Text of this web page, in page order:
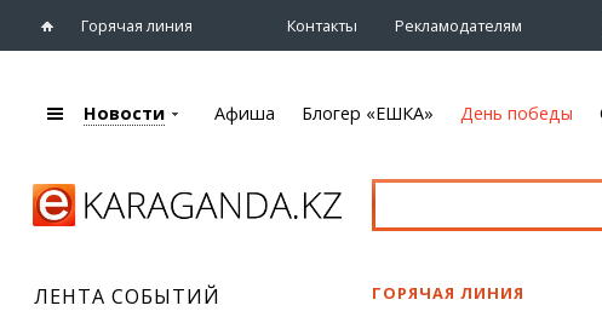
Горячая линия Контакты Рекламодателям
Караганды
Афиша
Театры
Новости Афиша Блогер «ЕШКА» День победы
ЛЕНТА СОБЫТИЙ ГОРЯЧАЯ ЛИНИЯ